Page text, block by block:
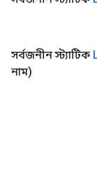
সর্বজনীন স্ট্যাটিক
নাম)